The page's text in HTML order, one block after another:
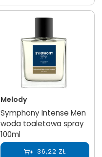
Melody
Symphony Intense Men
woda toaletowa spray
100ml
36,22 ZŁ